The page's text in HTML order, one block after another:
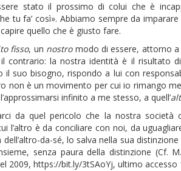
stato il prossimo di colui che è
tu fa’ così». Abbiamo sempre da
quello che è giusto fare.
fisso, un nostromodo di essere, attorno a
contrario: la nostra identità è il risultato
il suo bisogno, rispondo a lui con
non è un movimento per cui io rimango
infinito a me stesso, a quell’
da quel pericolo che la nostra società
l’altro è da conciliare con noi, da
da-sé, lo salva nella sua
senza paura della distinzione (Cf.
2009, https://bit.ly/3tSAoYj, ultimo accesso